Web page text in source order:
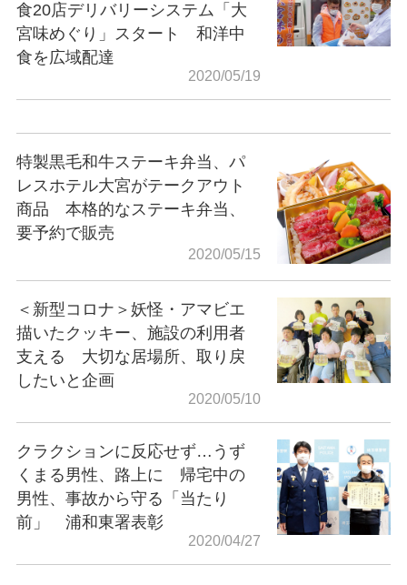
食20店デリバリーシステム「大
宮味めぐり」スタート 和洋中
食を広域配達
2020/05/19
特製黒毛和牛ステーキ弁当、パ
レスホテル大宮がテークアウト
商品 本格的なステーキ弁当、
要予約で販売
2020/05/15
＜新型コロナ＞妖怪・アマビエ
描いたクッキー、施設の利用者
支える 大切な居場所、取り戻
したいと企画
2020/05/10
クラクションに反応せず…うず
くまる男性、路上に 帰宅中の
男性、事故から守る「当たり
前」 浦和東署表彰
2020/04/27